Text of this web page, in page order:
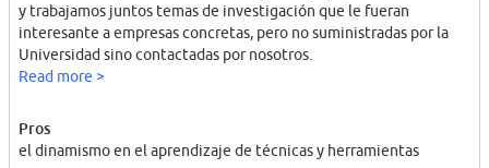
y trabajamos juntos temas de investigación que le fueran
interesante a empresas concretas, pero no suministradas por la
Universidad sino contactadas por nosotros.
Read more >
Pros
el dinamismo en el aprendizaje de técnicas y herramientas